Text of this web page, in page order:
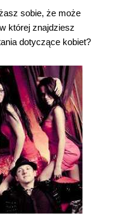
sobie, że może
której znajdziesz
dotyczące kobiet?